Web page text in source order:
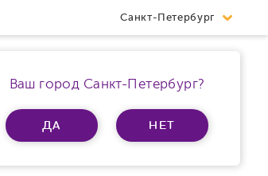
Санкт-Петербург
Ваш город Санкт-Петербург?
ДА НЕТ